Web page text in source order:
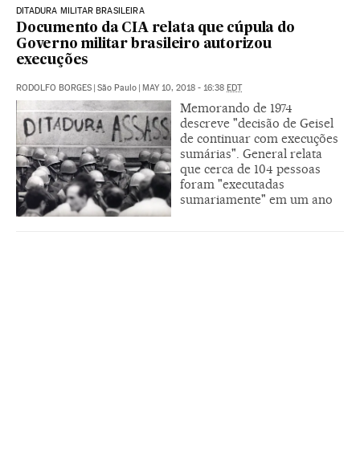
DITADURA MILITAR BRASILEIRA
Documento da CIA relata que cúpula do
Governo militar brasileiro autorizou
execuções
RODOLFO BORGES São Paulo MAY 10, 2018 - 16:38 EDT
Memorando de 1974
descreve "decisão de Geisel
de continuar com execuções
sumárias". General relata
que cerca de 104 pessoas
foram "executadas
sumariamente" em um ano